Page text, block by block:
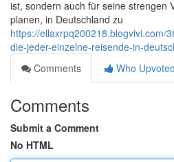
ist, sondern auch für seine strengen
planen, in Deutschland zu
https://ellaxrpq200218.blogvivi.com/
die-jeder-einzelne-reisende-in-
Comments
Who Upvoted
Comments
Submit a Comment
No HTML